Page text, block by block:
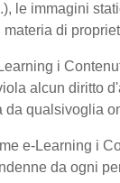
le immagini
di
i
alcun diritto
da qualsivoglia
e-Learning i
da ogni